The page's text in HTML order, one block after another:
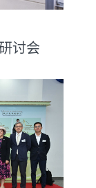
讨会